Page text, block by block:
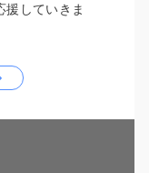
援していきま